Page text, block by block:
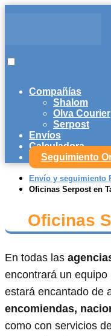
Compañías
Shalom
Olva Courier
Serpost
Envíos
Calculadora
Seguimiento
Envío y seguimiento
Oficinas Serpost en
Oficinas
En todas las
encontrará un
estará encantado de
encomiendas,
como con servicios